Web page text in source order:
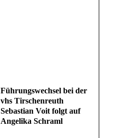
Führungswechsel bei der
vhs Tirschenreuth
Sebastian Voit folgt auf
Angelika Schraml